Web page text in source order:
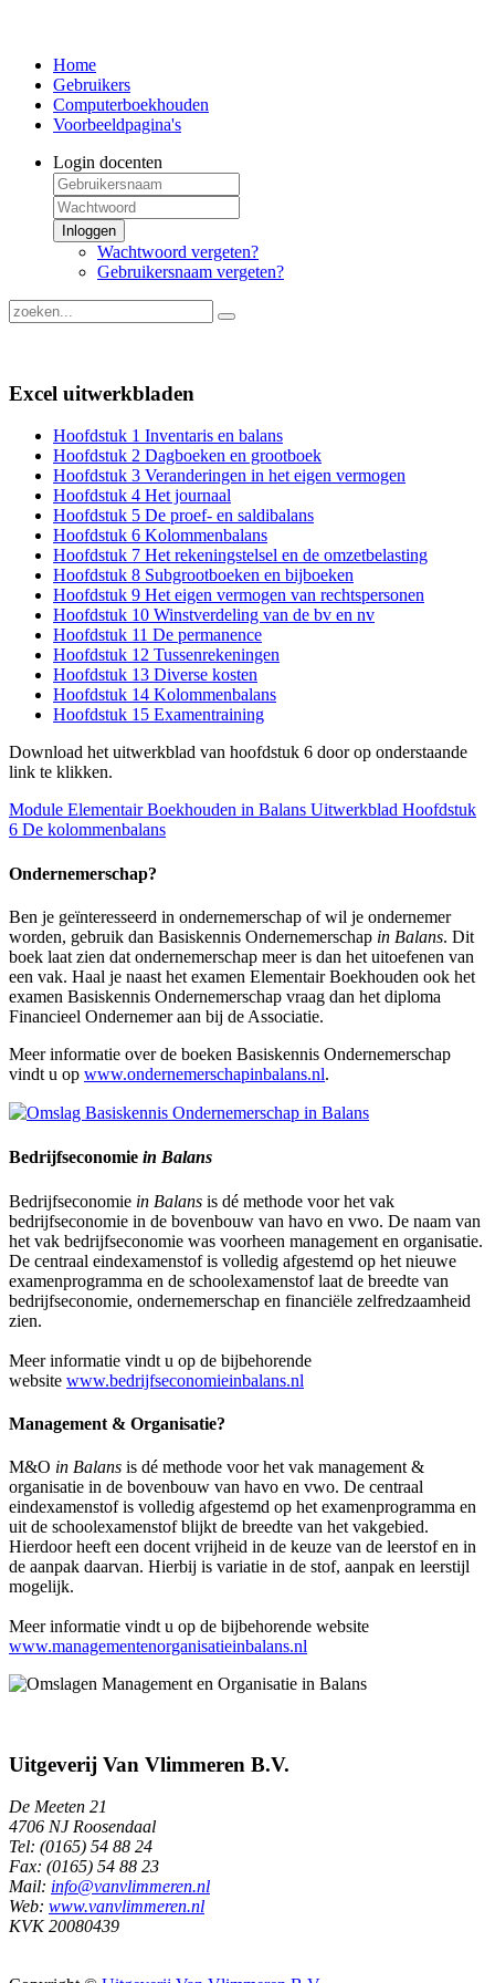
Home
Gebruikers
Computerboekhouden
Voorbeeldpagina's
Login docenten
Inloggen
Wachtwoord vergeten?
Gebruikersnaam vergeten?
Excel uitwerkbladen
Hoofdstuk 1 Inventaris en balans
Hoofdstuk 2 Dagboeken en grootboek
Hoofdstuk 3 Veranderingen in het eigen vermogen
Hoofdstuk 4 Het journaal
Hoofdstuk 5 De proef- en saldibalans
Hoofdstuk 6 Kolommenbalans
Hoofdstuk 7 Het rekeningstelsel en de omzetbelasting
Hoofdstuk 8 Subgrootboeken en bijboeken
Hoofdstuk 9 Het eigen vermogen van rechtspersonen
Hoofdstuk 10 Winstverdeling van de bv en nv
Hoofdstuk 11 De permanence
Hoofdstuk 12 Tussenrekeningen
Hoofdstuk 13 Diverse kosten
Hoofdstuk 14 Kolommenbalans
Hoofdstuk 15 Examentraining
Download het uitwerkblad van hoofdstuk 6 door op onderstaande
link te klikken.
Module Elementair Boekhouden in Balans Uitwerkblad Hoofdstuk
6 De kolommenbalans
Ondernemerschap?
Ben je geïnteresseerd in ondernemerschap of wil je ondernemer
worden, gebruik dan Basiskennis Ondernemerschap in Balans. Dit
boek laat zien dat ondernemerschap meer is dan het uitoefenen van
een vak. Haal je naast het examen Elementair Boekhouden ook het
examen Basiskennis Ondernemerschap vraag dan het diploma
Financieel Ondernemer aan bij de Associatie.
Meer informatie over de boeken Basiskennis Ondernemerschap
vindt u op www.ondernemerschapinbalans.nl.
Bedrijfseconomie in Balans
Bedrijfseconomie in Balans is dé methode voor het vak
bedrijfseconomie in de bovenbouw van havo en vwo. De naam van
het vak bedrijfseconomie was voorheen management en organisatie.
De centraal eindexamenstof is volledig afgestemd op het nieuwe
examenprogramma en de schoolexamenstof laat de breedte van
bedrijfseconomie, ondernemerschap en financiële zelfredzaamheid
zien.
Meer informatie vindt u op de bijbehorende
website www.bedrijfseconomieinbalans.nl
Management & Organisatie?
M&O in Balans is dé methode voor het vak management &
organisatie in de bovenbouw van havo en vwo. De centraal
eindexamenstof is volledig afgestemd op het examenprogramma en
uit de schoolexamenstof blijkt de breedte van het vakgebied.
Hierdoor heeft een docent vrijheid in de keuze van de leerstof en in
de aanpak daarvan. Hierbij is variatie in de stof, aanpak en leerstijl
mogelijk.
Meer informatie vindt u op de bijbehorende website
www.managementenorganisatieinbalans.nl
Uitgeverij Van Vlimmeren B.V.
De Meeten 21
4706 NJ Roosendaal
Tel: (0165) 54 88 24
Fax: (0165) 54 88 23
Mail: info@vanvlimmeren.nl
Web: www.vanvlimmeren.nl
KVK 20080439